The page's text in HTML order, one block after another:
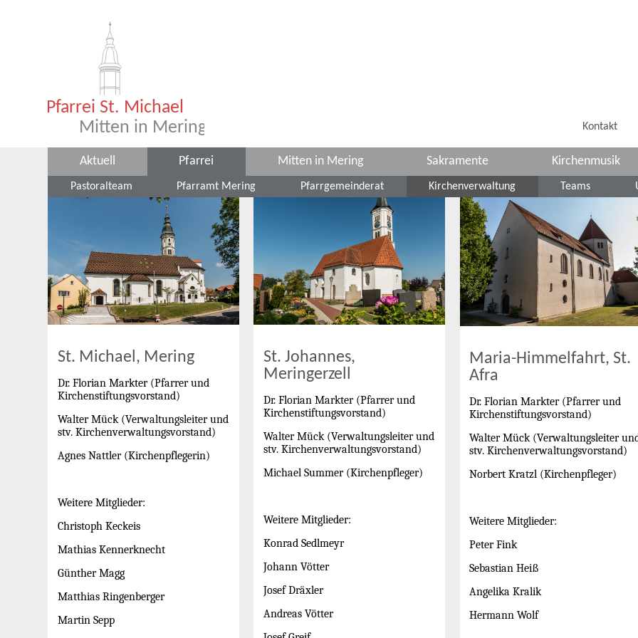
Kontakt
Aktuell Pfarrei Mitten in Mering Sakramente Kirchenmusik
Pastoralteam Pfarramt Mering Pfarrgemeinderat Kirchenverwaltung Teams
St. Michael, Mering
Dr. Florian Markter (Pfarrer und
Kirchenstiftungsvorstand)
Walter Mück (Verwaltungsleiter und
stv. Kirchenverwaltungsvorstand)
Agnes Nattler (Kirchenpflegerin)
Weitere Mitglieder:
Christoph Keckeis
Mathias Kennerknecht
Günther Magg
Matthias Ringenberger
Martin Sepp
St. Johannes,
Meringerzell
Dr. Florian Markter (Pfarrer und
Kirchenstiftungsvorstand)
Walter Mück (Verwaltungsleiter und
stv. Kirchenverwaltungsvorstand)
Michael Summer (Kirchenpfleger)
Weitere Mitglieder:
Konrad Sedlmeyr
Johann Vötter
Josef Dräxler
Andreas Vötter
Maria-Himmelfahrt, St.
Afra
Dr. Florian Markter (Pfarrer und
Kirchenstiftungsvorstand)
Walter Mück (Verwaltungsleiter
stv. Kirchenverwaltungsvorstand)
Norbert Kratzl (Kirchenpfleger)
Weitere Mitglieder:
Peter Fink
Sebastian Heiß
Angelika Kralik
Hermann Wolf